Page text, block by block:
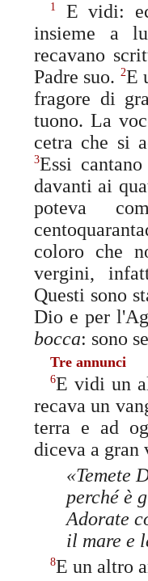
1
E vidi:
insieme a
recavano
Padre suo. 2E
fragore di
tuono. La
cetra che si
3Essi
davanti ai
poteva
coloro che
vergini,
Questi sono
Dio e per
bocca: sono
Tre annunci
6E vidi un
recava un
terra e ad
diceva a gran
«Temete
perché è
Adorate
il mare e
8E un altro